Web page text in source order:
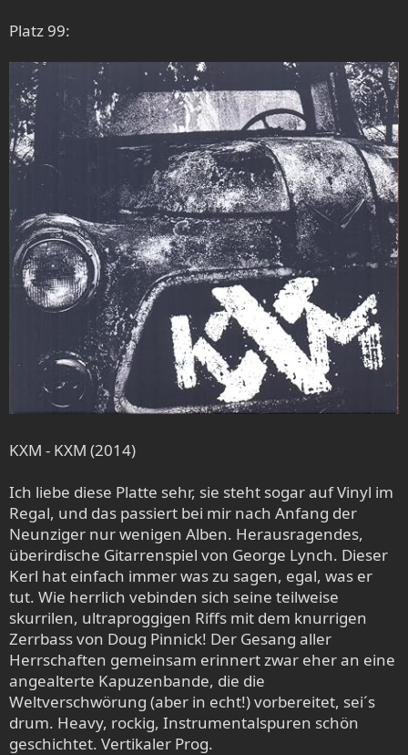
Platz 99:
KXM - KXM (2014)
Ich liebe diese Platte sehr, sie steht sogar auf Vinyl im
Regal, und das passiert bei mir nach Anfang der
Neunziger nur wenigen Alben. Herausragendes,
überirdische Gitarrenspiel von George Lynch. Dieser
Kerl hat einfach immer was zu sagen, egal, was er
tut. Wie herrlich vebinden sich seine teilweise
skurrilen, ultraproggigen Riffs mit dem knurrigen
Zerrbass von Doug Pinnick! Der Gesang aller
Herrschaften gemeinsam erinnert zwar eher an eine
angealterte Kapuzenbande, die die
Weltverschwörung (aber in echt!) vorbereitet, sei´s
drum. Heavy, rockig, Instrumentalspuren schön
geschichtet. Vertikaler Prog.